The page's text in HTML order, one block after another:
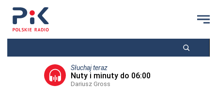
Słuchaj teraz
Nuty i minuty do 06:00
Dariusz Gross